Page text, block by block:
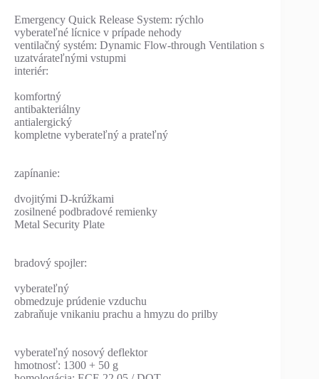
Emergency Quick Release System: rýchlo
vyberateľné lícnice v prípade nehody
ventilačný systém: Dynamic Flow-through Ventilation s
uzatvárateľnými vstupmi
interiér:
komfortný
antibakteriálny
antialergický
kompletne vyberateľný a prateľný
zapínanie:
dvojitými D-krúžkami
zosilnené podbradové remienky
Metal Security Plate
bradový spojler:
vyberateľný
obmedzuje prúdenie vzduchu
zabraňuje vnikaniu prachu a hmyzu do prilby
vyberateľný nosový deflektor
hmotnosť: 1300 + 50 g